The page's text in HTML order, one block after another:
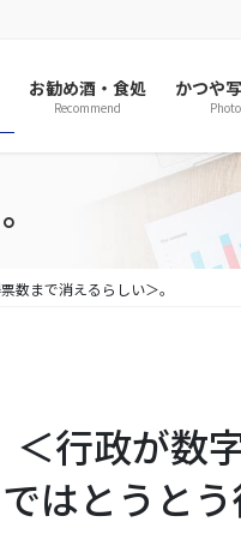
お勧め酒・食処
Recommend
かつや
Photo
数まで消えるらしい＞。
行政が数
はとうと